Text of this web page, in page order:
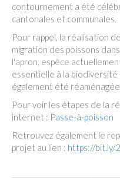
contournement a été
cantonales et communales.
Pour rappel, la réalisation
migration des poissons
l'apron, espèce
essentielle à la biodiversité
également été
Pour voir les étapes de la
internet : Passe-à-poisson
Retrouvez également le
projet au lien : https://bit.ly/